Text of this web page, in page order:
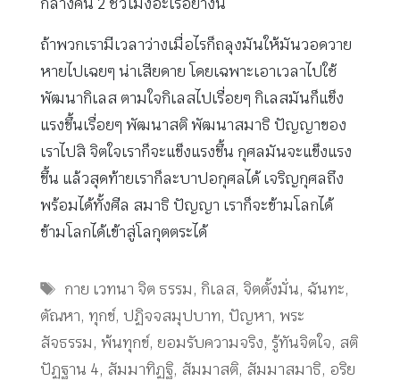
ถ้าพวกเรามีเวลาว่างเมื่อไรก็ถลุงมันให้มันวอดวาย
หายไปเฉยๆ น่าเสียดาย โดยเฉพาะเอาเวลาไปใช้
พัฒนากิเลส ตามใจกิเลสไปเรื่อยๆ กิเลสมันก็แข็ง
แรงขึ้นเรื่อยๆ พัฒนาสติ พัฒนาสมาธิ ปัญญาของ
เราไปสิ จิตใจเราก็จะแข็งแรงขึ้น กุศลมันจะแข็งแรง
ขึ้น แล้วสุดท้ายเราก็ละบาปอกุศลได้ เจริญกุศลถึง
พร้อมได้ทั้งศีล สมาธิ ปัญญา เราก็จะข้ามโลกได้
ข้ามโลกได้เข้าสู่โลกุตตระได้
Tags
กาย เวทนา จิต ธรรม, กิเลส, จิตตั้งมั่น, ฉันทะ,
ตัณหา, ทุกข์, ปฏิจจสมุปบาท, ปัญหา, พระ
สัจธรรม, พ้นทุกข์, ยอมรับความจริง, รู้ทันจิตใจ, สติ
ปัฏฐาน 4, สัมมาทิฏฐิ, สัมมาสติ, สัมมาสมาธิ, อริย